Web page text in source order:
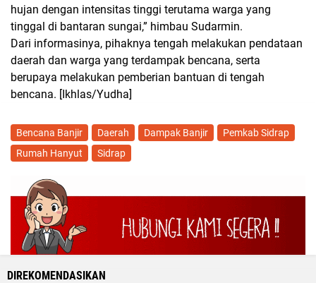
hujan dengan intensitas tinggi terutama warga yang
tinggal di bantaran sungai,” himbau Sudarmin.
Dari informasinya, pihaknya tengah melakukan pendataan
daerah dan warga yang terdampak bencana, serta
berupaya melakukan pemberian bantuan di tengah
bencana. [Ikhlas/Yudha]
Bencana Banjir Daerah Dampak Banjir
Pemkab Sidrap
Rumah Hanyut
Sidrap
DIREKOMENDASIKAN